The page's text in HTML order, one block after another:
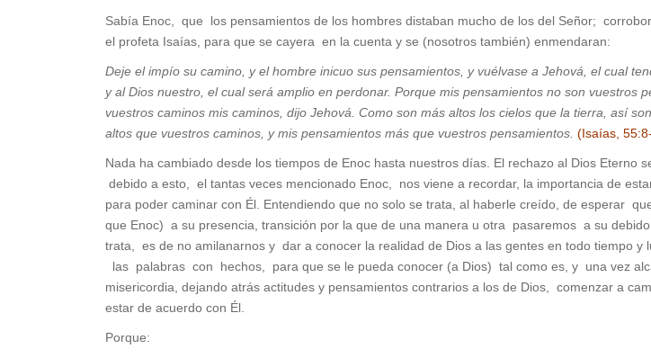
Sabía Enoc, que los pensamientos de los hombres distaban mucho de los del Señor;
el profeta Isaías, para que se cayera en la cuenta y se (nosotros también) enmendaran:
Deje el impío su camino, y el hombre inicuo sus pensamientos, y vuélvase a Jehová, el cual
y al Dios nuestro, el cual será amplio en perdonar. Porque mis pensamientos no son vuestros
vuestros caminos mis caminos, dijo Jehová. Como son más altos los cielos que la tierra, así
altos que vuestros caminos, y mis pensamientos más que vuestros pensamientos. (Isaías,
Nada ha cambiado desde los tiempos de Enoc hasta nuestros días. El rechazo al Dios Eterno
debido a esto, el tantas veces mencionado Enoc, nos viene a recordar, la importancia de
para poder caminar con Él. Entendiendo que no solo se trata, al haberle creído, de esperar
que Enoc) a su presencia, transición por la que de una manera u otra pasaremos a su
trata, es de no amilanarnos y dar a conocer la realidad de Dios a las gentes en todo tiempo y
las palabras con hechos, para que se le pueda conocer (a Dios) tal como es, y una vez
misericordia, dejando atrás actitudes y pensamientos contrarios a los de Dios, comenzar a
estar de acuerdo con Él.
Porque: